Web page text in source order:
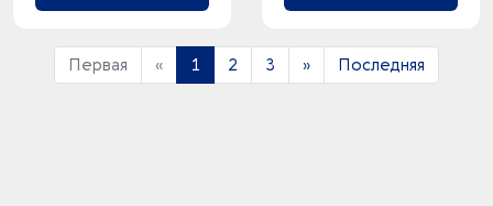
Первая « 1 2 3 » Последняя